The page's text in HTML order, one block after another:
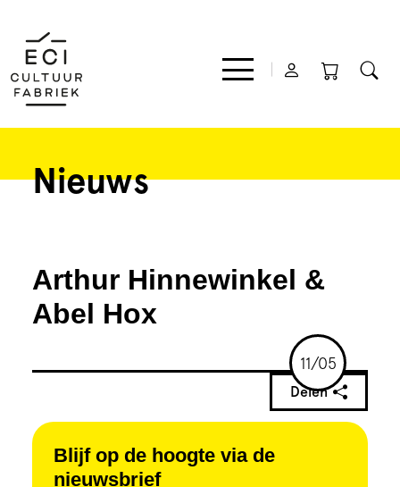
Film
Theater
Onderwijs
Nieuws
Blijf op de hoogte via de
nieuwsbrief
Arthur Hinnewinkel &
Abel Hox
11/05
Delen